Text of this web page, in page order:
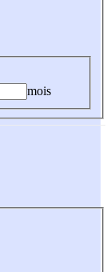
mois